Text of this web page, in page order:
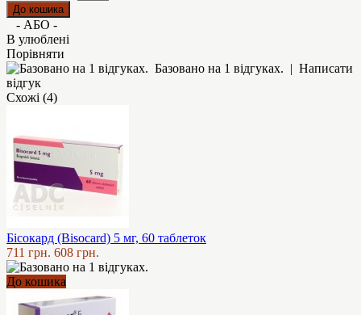
- АБО -
В улюблені
Порівняти
Базовано на 1 відгуках. | Написати
відгук
Схожі (4)
Бісокард (Bisocard) 5 мг, 60 таблеток
711 грн. 608 грн.
До кошика